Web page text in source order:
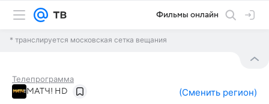
Фильмы онлайн
* транслируется московская сетка вещания
Телепрограмма
МАТЧ! HD (Сменить регион)